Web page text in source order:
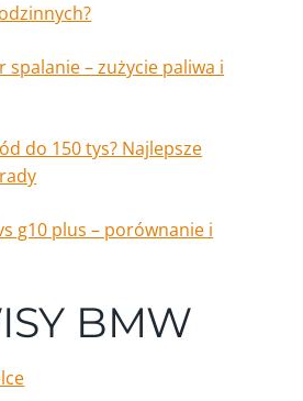
spalanie – zużycie paliwa i
do 150 tys? Najlepsze
g10 plus – porównanie i
BMW